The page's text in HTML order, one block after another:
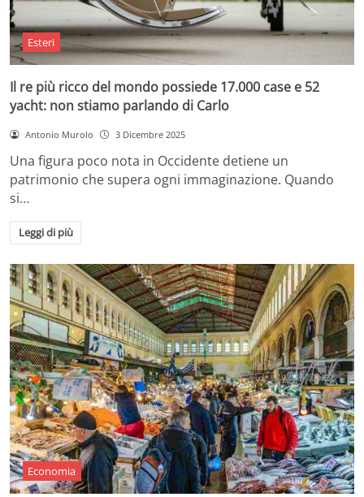
Esteri
Il re più ricco del mondo possiede 17.000 case e 52
yacht: non stiamo parlando di Carlo
Antonio Murolo 3 Dicembre 2025
Una figura poco nota in Occidente detiene un
patrimonio che supera ogni immaginazione. Quando
si…
Leggi di più
Economia